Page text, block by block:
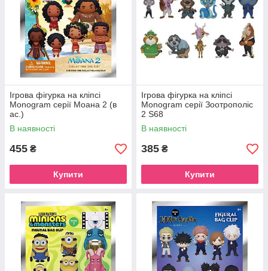
Ігрова фігурка на кліпсі
Monogram серії Моана 2 (в
ас.)
В наявності
455 ₴
Купити
Ігрова фігурка на кліпсі
Monogram серії Зоотрополіс
2 S68
В наявності
385 ₴
Купити